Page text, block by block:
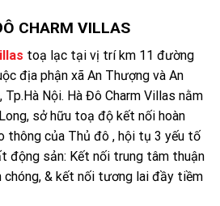
CHARM VILLAS
toạ lạc tại vị trí km 11 đường
địa phận xã An Thượng và An
Tp.Hà Nội. Hà Đô Charm Villas nằm
sở hữu toạ độ kết nối hoàn
thông của Thủ đô , hội tụ 3 yếu tố
động sản: Kết nối trung tâm thuận
chóng, & kết nối tương lai đầy tiềm